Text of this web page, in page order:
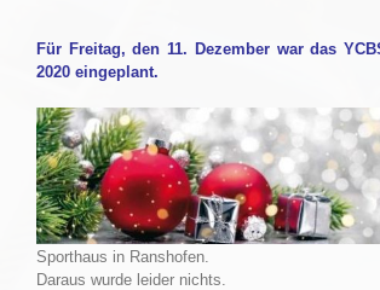
Für Freitag, den 11. Dezember war das
2020 eingeplant.
Sporthaus in Ranshofen.
Daraus wurde leider nichts.